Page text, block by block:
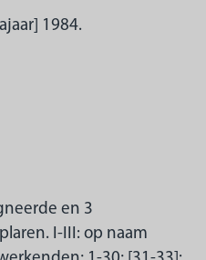
1984.
en 3
I-III: op naam